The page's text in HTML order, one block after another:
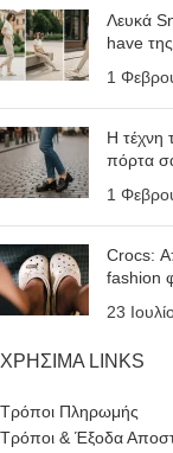
Λευκά
have
1
Η τέχνη
πόρτα
1
Crocs:
fashion
23
ΧΡΗΣΙΜΑ LINKS
Τρόποι Πληρωμής
Τρόποι & Έξοδα